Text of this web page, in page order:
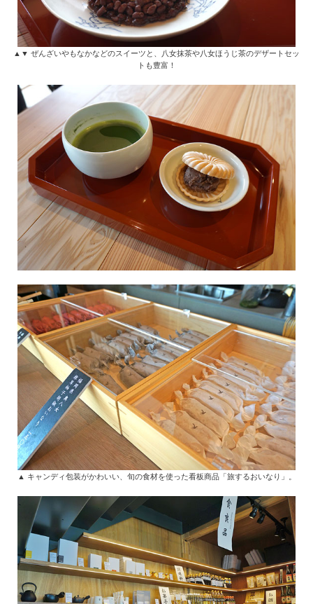
▲▼ ぜんざいやもなかなどのスイーツと、八女抹茶や八女ほうじ茶のデザートセッ
トも豊富！
▲ キャンディ包装がかわいい、旬の食材を使った看板商品「旅するおいなり」。